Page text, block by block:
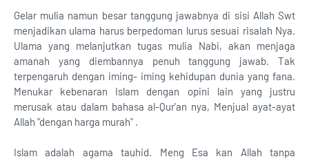
Gelar mulia namun besar tanggung jawabnya di sisi Allah Swt
menjadikan ulama harus berpedoman lurus sesuai risalah Nya.
Ulama yang melanjutkan tugas mulia Nabi, akan menjaga
amanah yang diembannya penuh tanggung jawab. Tak
terpengaruh dengan iming- iming kehidupan dunia yang fana.
Menukar kebenaran Islam dengan opini lain yang justru
merusak atau dalam bahasa al-Qur'an nya, Menjual ayat-ayat
Allah "dengan harga murah" .
Islam adalah agama tauhid. Meng Esa kan Allah tanpa